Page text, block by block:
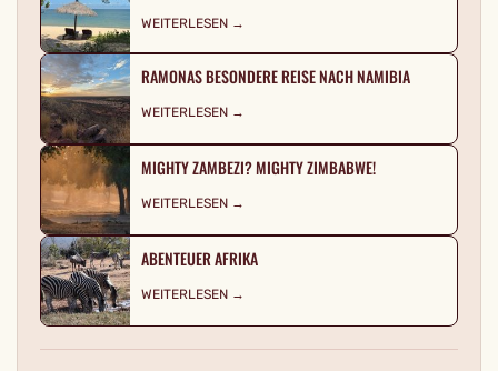
WEITERLESEN →
RAMONAS BESONDERE REISE NACH NAMIBIA
WEITERLESEN →
MIGHTY ZAMBEZI? MIGHTY ZIMBABWE!
WEITERLESEN →
ABENTEUER AFRIKA
WEITERLESEN →